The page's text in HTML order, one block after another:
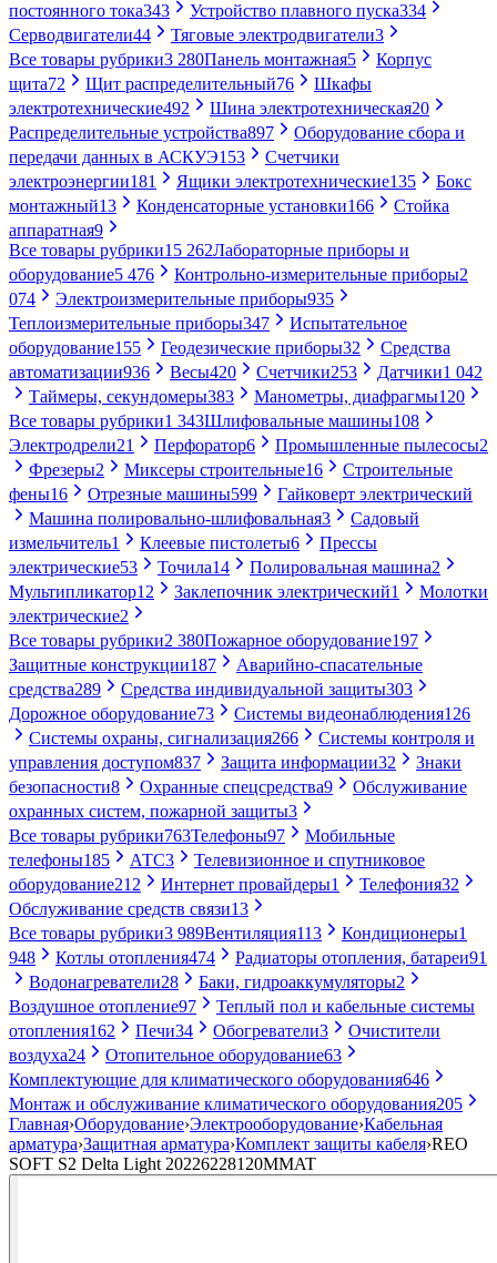
постоянного тока343 Устройство плавного пуска334
Серводвигатели44 Тяговые электродвигатели3
Все товары рубрики3 280Панель монтажная5
Корпус
щита72 Щит распределительный76
Шкафы
электротехнические492 Шина электротехническая20
Распределительные устройства897
Оборудование сбора и
передачи данных в АСКУЭ153
Счетчики
электроэнергии181 Ящики электротехнические135
Бокс
монтажный13 Конденсаторные установки166
Стойка
аппаратная9
Все товары рубрики15 262Лабораторные приборы и
оборудование5 476 Контрольно-измерительные приборы2
074
Электроизмерительные приборы935
Теплоизмерительные приборы347
Испытательное
оборудование155 Геодезические приборы32
Средства
автоматизации936 Весы420 Счетчики253 Датчики1 042
Таймеры, секундомеры383 Манометры, диафрагмы120
Все товары рубрики1 343Шлифовальные машины108
Электродрели21 Перфоратор6 Промышленные пылесосы2
Фрезеры2 Миксеры строительные16
Строительные
фены16 Отрезные машины599
Гайковерт электрический
Машина полировально-шлифовальная3
Садовый
измельчитель1 Клеевые пистолеты6
Прессы
электрические53 Точила14 Полировальная машина2
Мультипликатор12 Заклепочник электрический1
Молотки
электрические2
Все товары рубрики2 380Пожарное оборудование197
Защитные конструкции187
Аварийно-спасательные
средства289 Средства индивидуальной защиты303
Дорожное оборудование73 Системы видеонаблюдения126
Системы охраны, сигнализация266
Системы контроля и
управления доступом837 Защита информации32
Знаки
безопасности8 Охранные спецсредства9
Обслуживание
охранных систем, пожарной защиты3
Все товары рубрики763Телефоны97
Мобильные
телефоны185 АТС3
Телевизионное и спутниковое
оборудование212 Интернет провайдеры1 Телефония32
Обслуживание средств связи13
Все товары рубрики3 989Вентиляция113 Кондиционеры1
948
Котлы отопления474 Радиаторы отопления, батареи91
Водонагреватели28 Баки, гидроаккумуляторы2
Воздушное отопление97
Теплый пол и кабельные системы
отопления162 Печи34 Обогреватели3
Очистители
воздуха24 Отопительное оборудование63
Комплектующие для климатического оборудования646
Монтаж и обслуживание климатического оборудования205
Главная›Оборудование›Электрооборудование›Кабельная
арматура›Защитная арматура›Комплект защиты кабеля›REO
SOFT S2 Delta Light 20226228120MMAT